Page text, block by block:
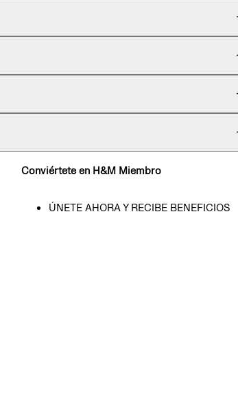
Conviértete en H&M Miembro
ÚNETE AHORA Y RECIBE BENEFICIOS